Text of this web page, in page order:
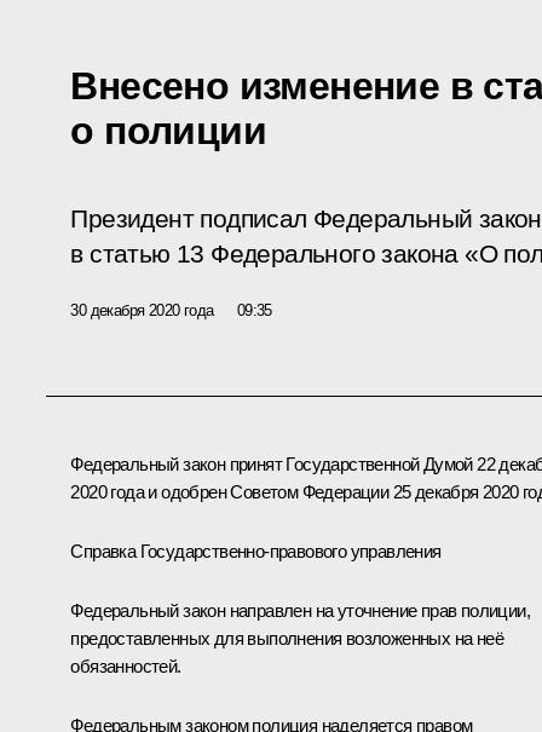
Внесено изменение в
о полиции
Президент подписал Федеральный
в статью 13 Федерального закона «О
30 декабря 2020 года 09:35
Федеральный закон принят Государственной Думой 22
2020 года и одобрен Советом Федерации 25 декабря 2020
Справка Государственно-правового управления
Федеральный закон направлен на уточнение прав полиции,
предоставленных для выполнения возложенных на неё
обязанностей.
Федеральным законом полиция наделяется правом